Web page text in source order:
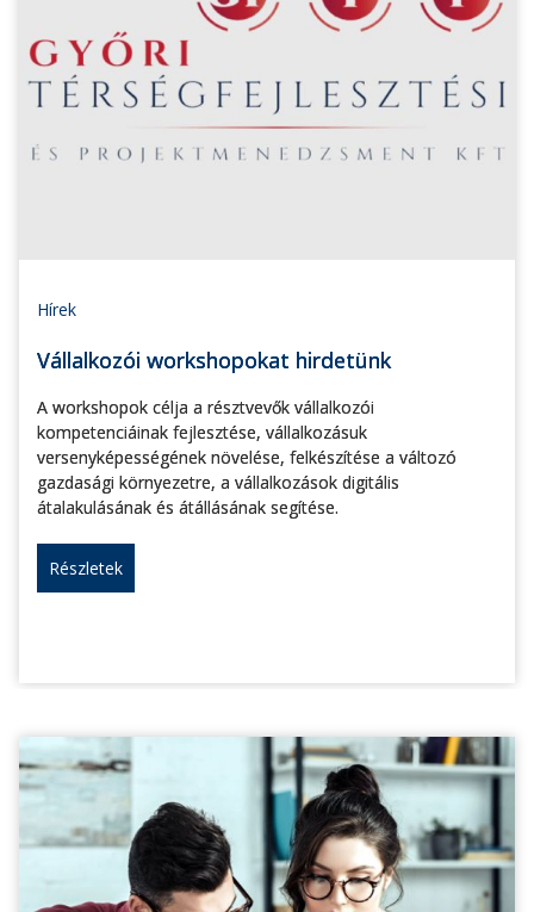
Hírek
Vállalkozói workshopokat hirdetünk
A workshopok célja a résztvevők vállalkozói
kompetenciáinak fejlesztése, vállalkozásuk
versenyképességének növelése, felkészítése a változó
gazdasági környezetre, a vállalkozások digitális
átalakulásának és átállásának segítése.
Részletek